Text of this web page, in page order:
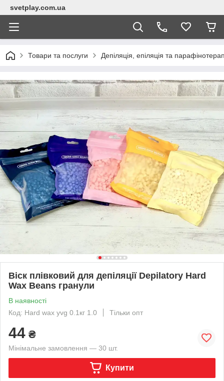
svetplay.com.ua
Товари та послуги Депіляція, епіляція та
Віск плівковий для депіляції Depilatory Hard
Wax Beans гранули
В наявності
Код: Hard wax yvg 0.1кг 1.0
Тільки опт
44 ₴
Мінімальне замовлення — 30 шт.
Купити